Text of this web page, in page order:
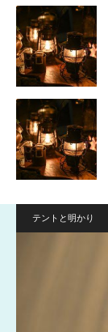
テントと明かり